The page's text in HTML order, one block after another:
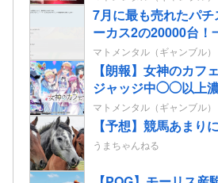
い！」
7月に最も売れたパ
ーカス2の20000台！
ーカーも安泰だな…
マトメンタル（ギャンブル）
【朗報】女神のカフ
ジャッジ中◯◯以上
開示してくれたぞ！
マトメンタル（ギャンブル）
【予想】競馬あまり
うまちゃんねる